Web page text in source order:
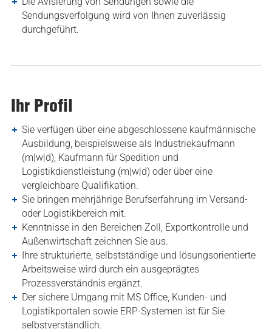
Sendungsverfolgung wird von Ihnen zuverlässig
durchgeführt.
Ihr Profil
Sie verfügen über eine abgeschlossene kaufmännische
Ausbildung, beispielsweise als Industriekaufmann
(m|w|d), Kaufmann für Spedition und
Logistikdienstleistung (m|w|d) oder über eine
vergleichbare Qualifikation.
Sie bringen mehrjährige Berufserfahrung im Versand-
oder Logistikbereich mit.
Kenntnisse in den Bereichen Zoll, Exportkontrolle und
Außenwirtschaft zeichnen Sie aus.
Ihre strukturierte, selbstständige und lösungsorientierte
Arbeitsweise wird durch ein ausgeprägtes
Prozessverständnis ergänzt.
Der sichere Umgang mit MS Office, Kunden- und
Logistikportalen sowie ERP-Systemen ist für Sie
selbstverständlich.